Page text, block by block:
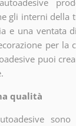
gli interni della
e una ventata
per la
puoi
qualità